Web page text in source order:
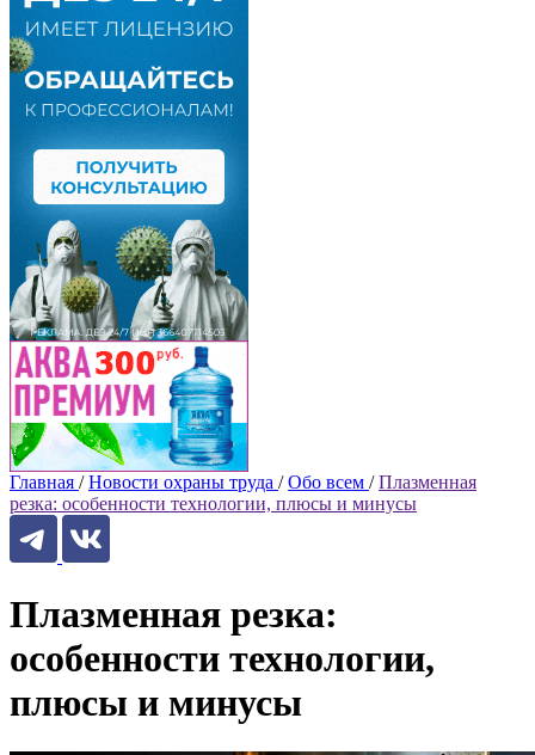
Главная / Новости охраны труда / Обо всем / Плазменная
резка: особенности технологии, плюсы и минусы
Плазменная резка:
особенности технологии,
плюсы и минусы